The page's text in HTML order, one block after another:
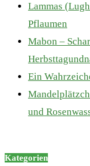
Lammas
Pflaumen
Mabon –
Ein
und
Kategorien